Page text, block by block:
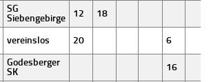
SG
Siebengebirge
12 18
vereinslos 20 6
Godesberger
SK
16